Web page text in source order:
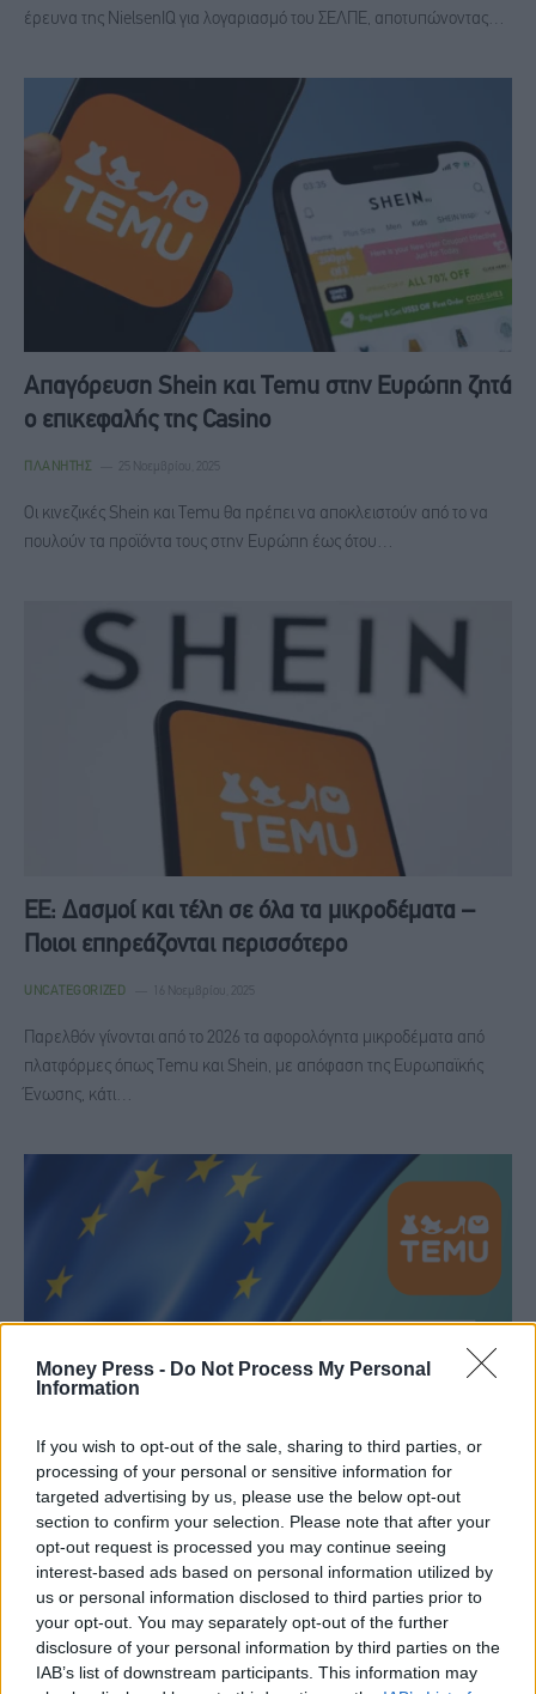
Money Press - Do Not Process My Personal
Information
If you wish to opt-out of the sale, sharing to third parties, or
processing of your personal or sensitive information for
targeted advertising by us, please use the below opt-out
section to confirm your selection. Please note that after your
opt-out request is processed you may continue seeing
interest-based ads based on personal information utilized by
us or personal information disclosed to third parties prior to
your opt-out. You may separately opt-out of the further
disclosure of your personal information by third parties on the
IAB’s list of downstream participants. This information may
έρευνα της NielsenIQ για λογαριασμό του ΣΕΛΠΕ, αποτυπώνοντας…
Απαγόρευση Shein και Temu στην Ευρώπη ζητά
ο επικεφαλής της Casino
ΠΛΑΝΉΤΗΣ 25 Νοεμβρίου, 2025
Οι κινεζικές Shein και Temu θα πρέπει να αποκλειστούν από το να
πουλούν τα προϊόντα τους στην Ευρώπη έως ότου…
ΕΕ: Δασμοί και τέλη σε όλα τα μικροδέματα –
Ποιοι επηρεάζονται περισσότερο
UNCATEGORIZED 16 Νοεμβρίου, 2025
Παρελθόν γίνονται από το 2026 τα αφορολόγητα μικροδέματα από
πλατφόρμες όπως Temu και Shein, με απόφαση της Ευρωπαϊκής
Ένωσης, κάτι…
Τέλος στη φορολογική «ασυλία» για Temu και
Shein – Νέοι δασμοί σε όλα τα πακέτα προς την
Ευρώπη από το 2026
ΠΛΑΝΉΤΗΣ 15 Νοεμβρίου, 2025
Η εποχή των φθηνών αγορών από ασιατικές πλατφόρμες όπως το
Temu και το Shein οδεύει προς το τέλος της. Οι…